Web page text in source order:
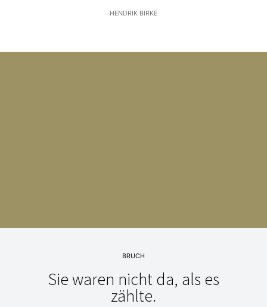
HENDRIK BIRKE
BRUCH
Sie waren nicht da, als es
zählte.